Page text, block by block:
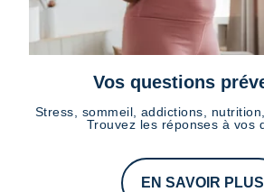
Vos questions
Stress, sommeil, addictions,
Trouvez les réponses à vos
EN SAVOIR PLUS